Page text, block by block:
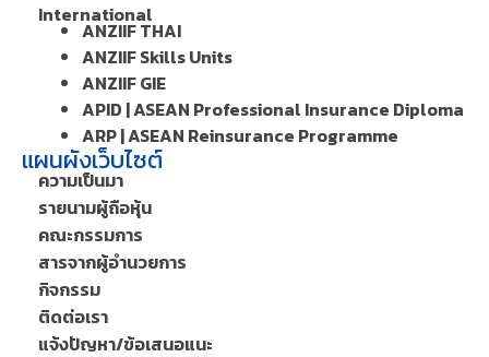
International
ANZIIF THAI
ANZIIF Skills Units
ANZIIF GIE
APID | ASEAN Professional Insurance Diploma
ARP | ASEAN Reinsurance Programme
แผนผังเว็บไซต์
ความเป็นมา
รายนามผู้ถือหุ้น
คณะกรรมการ
สารจากผู้อำนวยการ
กิจกรรม
ติดต่อเรา
แจ้งปัญหา/ข้อเสนอแนะ